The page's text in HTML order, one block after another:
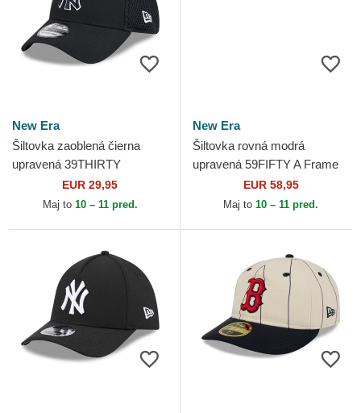
New Era
Šiltovka zaoblená čierna
upravená 39THIRTY
Evergreen Neo New York
Yankees MLB New Era
EUR 29,95
Maj to 10 – 11 pred.
New Era
Šiltovka rovná modrá
upravená 59FIFTY A Frame
Championship Side Flag Los
Angeles Dodgers MLB New
EUR 58,95
Maj to 10 – 11 pred.